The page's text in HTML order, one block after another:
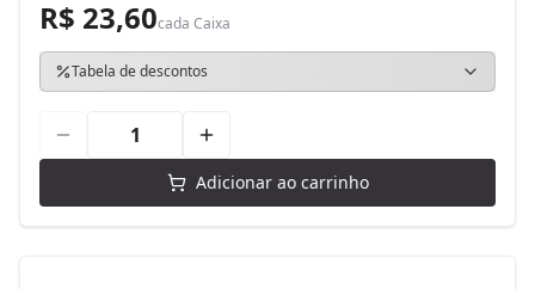
R$ 23,60cada Caixa
Tabela de descontos
Adicionar ao carrinho